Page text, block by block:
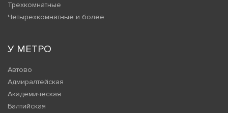
Трехкомнатные
Четырехкомнатные и более
У МЕТРО
Автово
Адмиралтейская
Академическая
Балтийская